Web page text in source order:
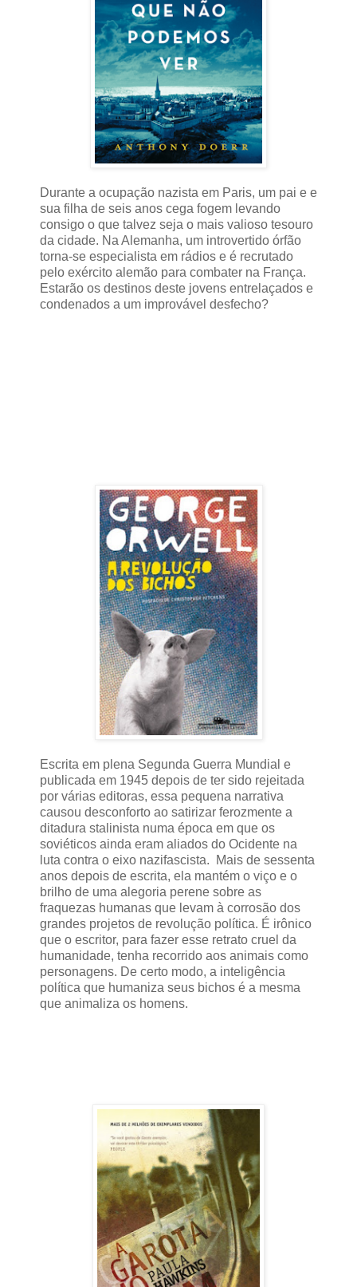
Durante a ocupação nazista em Paris, um pai e e
sua filha de seis anos cega fogem levando
consigo o que talvez seja o mais valioso tesouro
da cidade. Na Alemanha, um introvertido órfão
torna-se especialista em rádios e é recrutado
pelo exército alemão para combater na França.
Estarão os destinos deste jovens entrelaçados e
condenados a um improvável desfecho?
Escrita em plena Segunda Guerra Mundial e
publicada em 1945 depois de ter sido rejeitada
por várias editoras, essa pequena narrativa
causou desconforto ao satirizar ferozmente a
ditadura stalinista numa época em que os
soviéticos ainda eram aliados do Ocidente na
luta contra o eixo nazifascista. Mais de sessenta
anos depois de escrita, ela mantém o viço e o
brilho de uma alegoria perene sobre as
fraquezas humanas que levam à corrosão dos
grandes projetos de revolução política. É irônico
que o escritor, para fazer esse retrato cruel da
humanidade, tenha recorrido aos animais como
personagens. De certo modo, a inteligência
política que humaniza seus bichos é a mesma
que animaliza os homens.